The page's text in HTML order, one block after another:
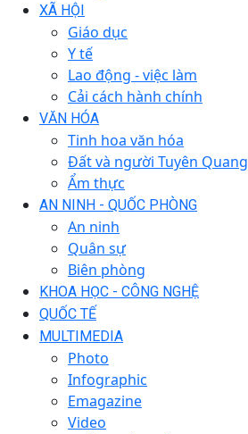
XÃ HỘI
Giáo dục
Y tế
Lao động - việc làm
Cải cách hành chính
VĂN HÓA
Tinh hoa văn hóa
Đất và người Tuyên Quang
Ẩm thực
AN NINH - QUỐC PHÒNG
An ninh
Quân sự
Biên phòng
KHOA HỌC - CÔNG NGHỆ
QUỐC TẾ
MULTIMEDIA
Photo
Infographic
Emagazine
Video